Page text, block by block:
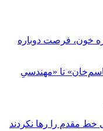
خون، فرصت دوباره
تا «مهندسیِ